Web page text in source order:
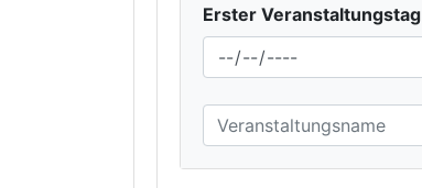
Erster Veranstaltungstag